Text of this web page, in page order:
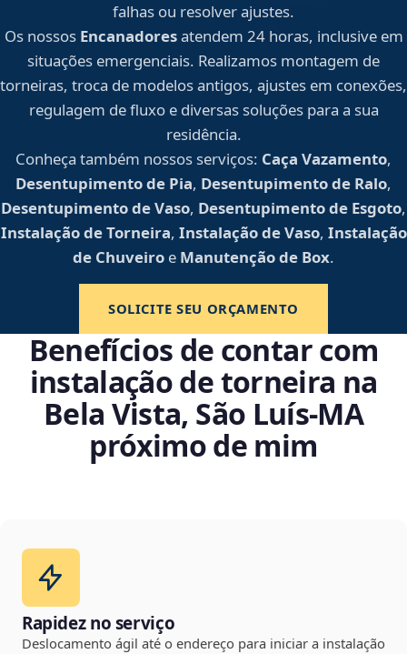
falhas ou resolver ajustes.
Os nossos Encanadoresatendem 24 horas, inclusive em
situações emergenciais. Realizamos montagem de
torneiras, troca de modelos antigos, ajustes em conexões,
regulagem de fluxo e diversas soluções para a sua
residência.
Conheça também nossos serviços: Caça Vazamento,
Desentupimento de Pia, Desentupimento de Ralo,
Desentupimento de Vaso, Desentupimento de Esgoto,
Instalação de Torneira, Instalação de Vaso, Instalação
de Chuveiro e Manutenção de Box.
SOLICITE SEU ORÇAMENTO
Benefícios de contar com
instalação de torneira na
Bela Vista, São Luís‑MA
próximo de mim
Rapidez no serviço
Deslocamento ágil até o endereço para iniciar a instalação